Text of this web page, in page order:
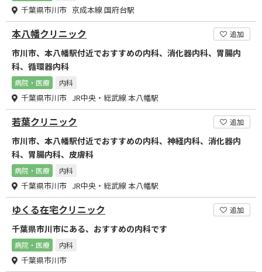
千葉県市川市 京成本線 国府台駅
本八幡クリニック 追加
市川市、本八幡駅付近でおすすめの内科、消化器内科、胃腸内
科、循環器内科
病院・医療 内科
千葉県市川市 JR中央・総武線 本八幡駅
若葉クリニック 追加
市川市、本八幡駅付近でおすすめの内科、神経内科、消化器内
科、胃腸内科、皮膚科
病院・医療 内科
千葉県市川市 JR中央・総武線 本八幡駅
ゆくる在宅クリニック 追加
千葉県市川市にある、おすすめの内科です
病院・医療 内科
千葉県市川市